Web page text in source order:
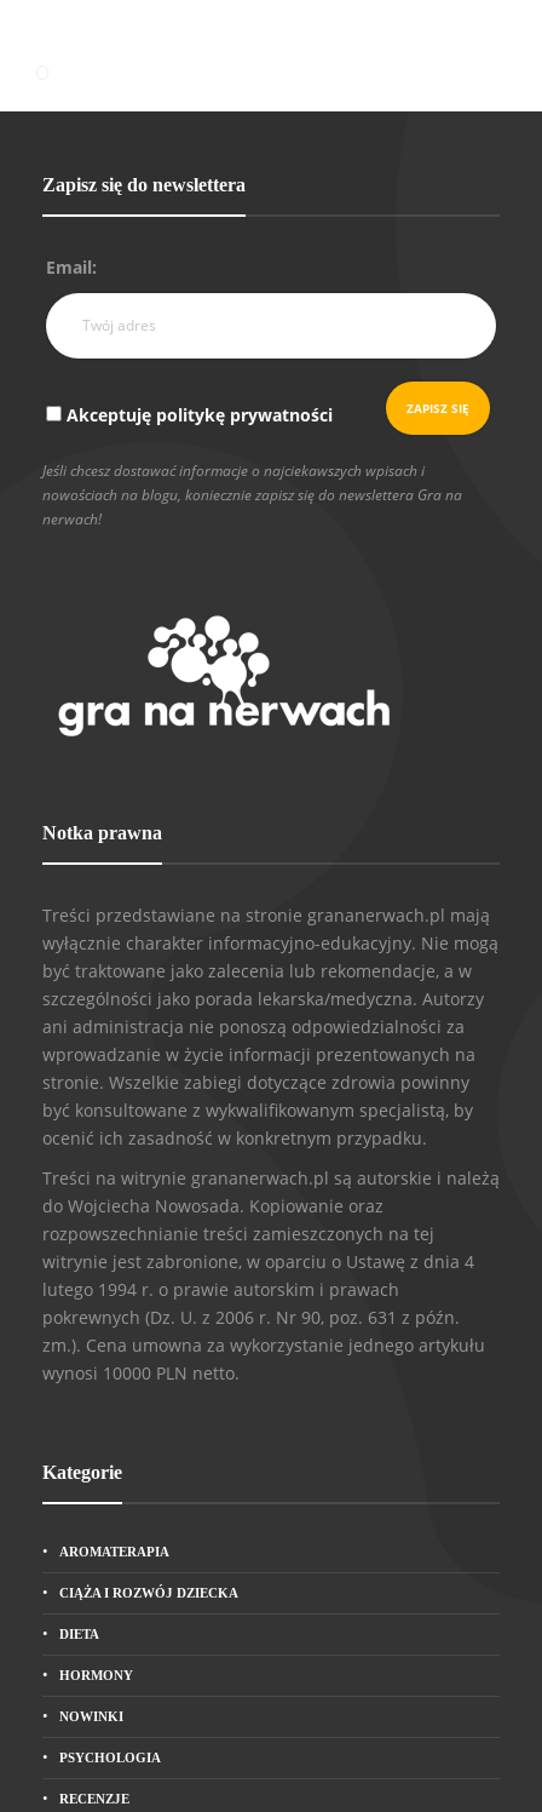
Zapisz się do newslettera
Email:
Akceptuję politykę prywatności
Jeśli chcesz dostawać informacje o najciekawszych wpisach i
nowościach na blogu, koniecznie zapisz się do newslettera Gra na
nerwach!
Notka prawna
Treści przedstawiane na stronie grananerwach.pl mają
wyłącznie charakter informacyjno-edukacyjny. Nie mogą
być traktowane jako zalecenia lub rekomendacje, a w
szczególności jako porada lekarska/medyczna. Autorzy
ani administracja nie ponoszą odpowiedzialności za
wprowadzanie w życie informacji prezentowanych na
stronie. Wszelkie zabiegi dotyczące zdrowia powinny
być konsultowane z wykwalifikowanym specjalistą, by
ocenić ich zasadność w konkretnym przypadku.
Treści na witrynie grananerwach.pl są autorskie i należą
do Wojciecha Nowosada. Kopiowanie oraz
rozpowszechnianie treści zamieszczonych na tej
witrynie jest zabronione, w oparciu o Ustawę z dnia 4
lutego 1994 r. o prawie autorskim i prawach
pokrewnych (Dz. U. z 2006 r. Nr 90, poz. 631 z późn.
zm.). Cena umowna za wykorzystanie jednego artykułu
wynosi 10000 PLN netto.
Kategorie
AROMATERAPIA
CIĄŻA I ROZWÓJ DZIECKA
DIETA
HORMONY
NOWINKI
PSYCHOLOGIA
RECENZJE